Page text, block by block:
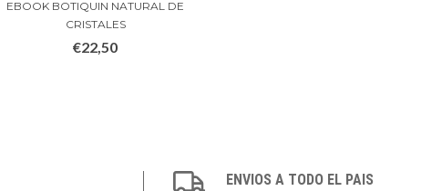
EBOOK BOTIQUIN NATURAL DE
CRISTALES
€22,50
ENVIOS A TODO EL PAIS